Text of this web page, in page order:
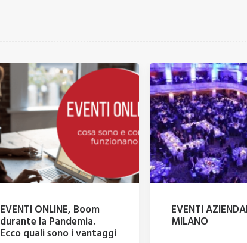
EVENTI ONLINE, Boom
durante la Pandemia.
Ecco quali sono i vantaggi
EVENTI
MILANO